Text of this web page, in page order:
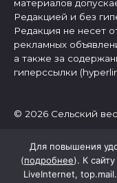
материалов
Редакцией и без
Редакция не несет
рекламных
а также за
гиперссылки
© 2026 Сельский
Для повышения
(подробнее). К
LiveInternet,